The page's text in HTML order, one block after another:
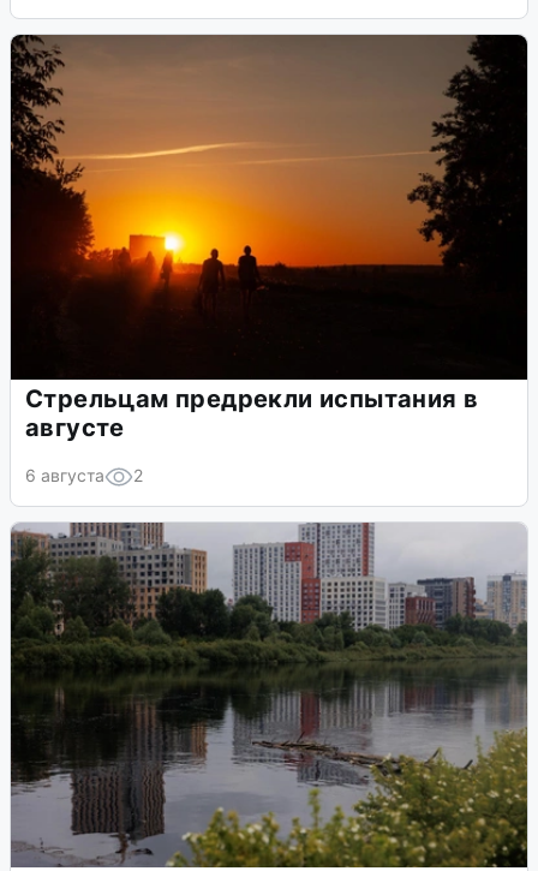
Стрельцам предрекли испытания в
августе
6 августа 2